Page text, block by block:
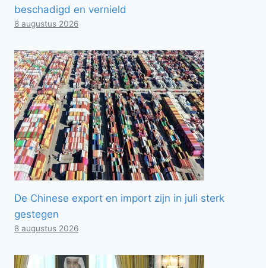
beschadigd en vernield
8 augustus 2026
De Chinese export en import zijn in juli sterk
gestegen
8 augustus 2026